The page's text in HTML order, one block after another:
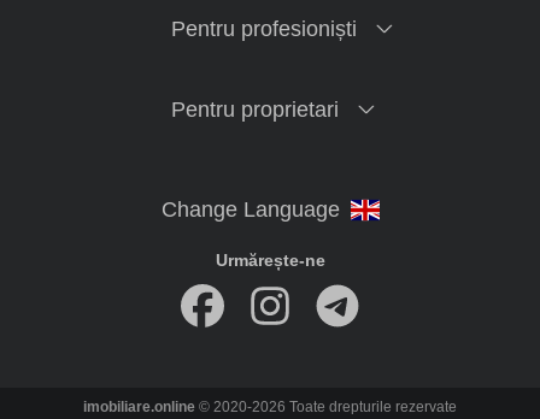
Pentru profesioniști
Pentru proprietari
Urmărește-ne
imobiliare.online © 2020-2026 Toate drepturile rezervate